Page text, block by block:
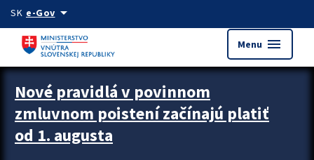
Preskocit na hlavný obsah
SK e-Govarrow_drop_down
Menu menu
Zastavit automatický posun upútavok
Nové pravidlá v povinnom
zmluvnom poistení začínajú platiť
od 1. augusta